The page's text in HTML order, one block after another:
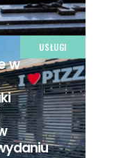
USŁUGI
w